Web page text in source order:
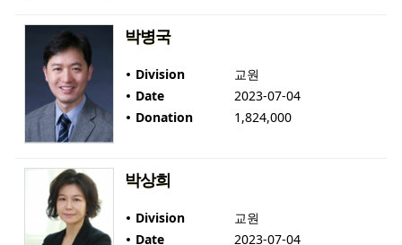
박병국
Division
교원
Date
2023-07-04
Donation
1,824,000
박상희
Division
교원
Date
2023-07-04